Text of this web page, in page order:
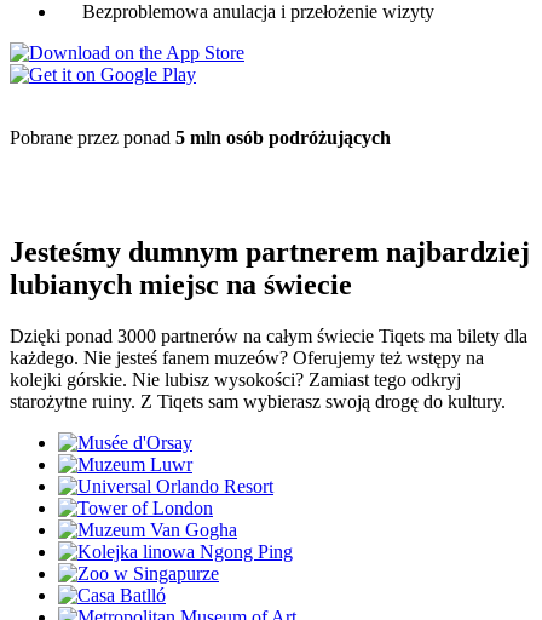
Bezproblemowa anulacja i przełożenie wizyty
Pobrane przez ponad 5 mln osób podróżujących
Jesteśmy dumnym partnerem najbardziej
lubianych miejsc na świecie
Dzięki ponad 3000 partnerów na całym świecie Tiqets ma bilety dla
każdego. Nie jesteś fanem muzeów? Oferujemy też wstępy na
kolejki górskie. Nie lubisz wysokości? Zamiast tego odkryj
starożytne ruiny. Z Tiqets sam wybierasz swoją drogę do kultury.